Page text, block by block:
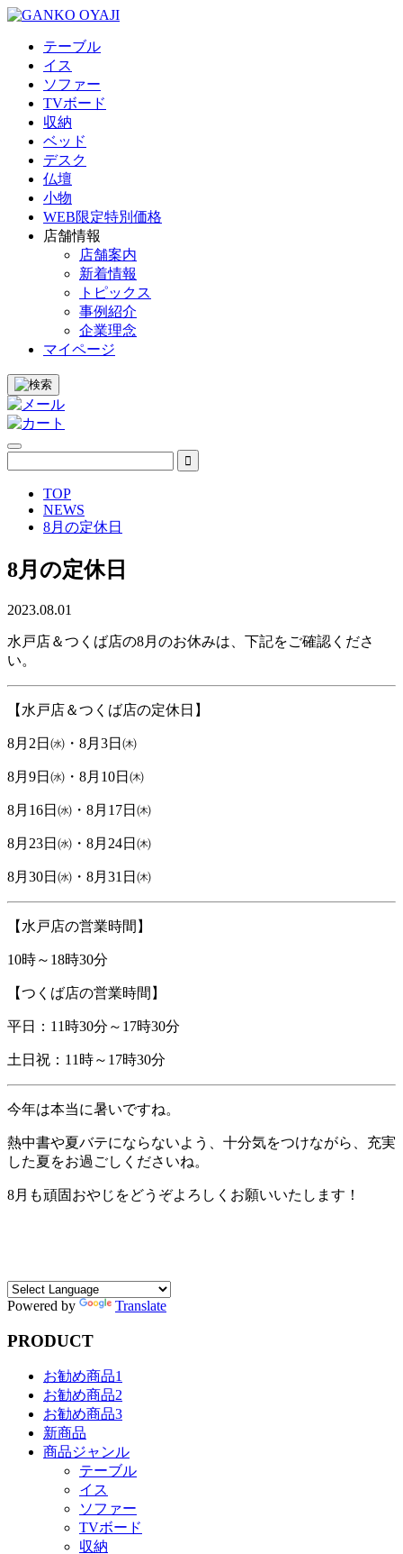
テーブル
イス
ソファー
TVボード
収納
ベッド
デスク
仏壇
小物
WEB限定特別価格
店舗情報
店舗案内
新着情報
トピックス
事例紹介
企業理念
マイページ
TOP
NEWS
8月の定休日
8月の定休日
2023.08.01
水戸店＆つくば店の8月のお休みは、下記をご確認くださ
い。
【水戸店＆つくば店の定休日】
8月2日㈬・8月3日㈭
8月9日㈬・8月10日㈭
8月16日㈬・8月17日㈭
8月23日㈬・8月24日㈭
8月30日㈬・8月31日㈭
【水戸店の営業時間】
10時～18時30分
【つくば店の営業時間】
平日：11時30分～17時30分
土日祝：11時～17時30分
今年は本当に暑いですね。
熱中書や夏バテにならないよう、十分気をつけながら、充実
した夏をお過ごしくださいね。
8月も頑固おやじをどうぞよろしくお願いいたします！
Powered by Translate
PRODUCT
お勧め商品1
お勧め商品2
お勧め商品3
新商品
商品ジャンル
テーブル
イス
ソファー
TVボード
収納